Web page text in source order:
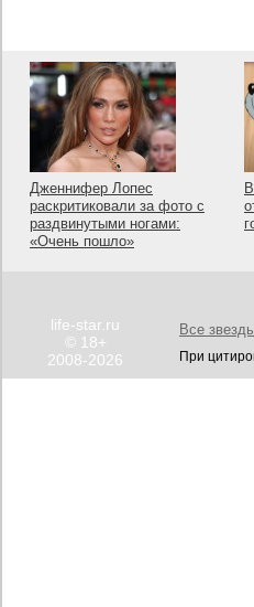
Дженнифер Лопес
раскритиковали за фото с
раздвинутыми ногами:
«Очень пошло»
life-star.ru
© 18+
2008-2026
Все
При